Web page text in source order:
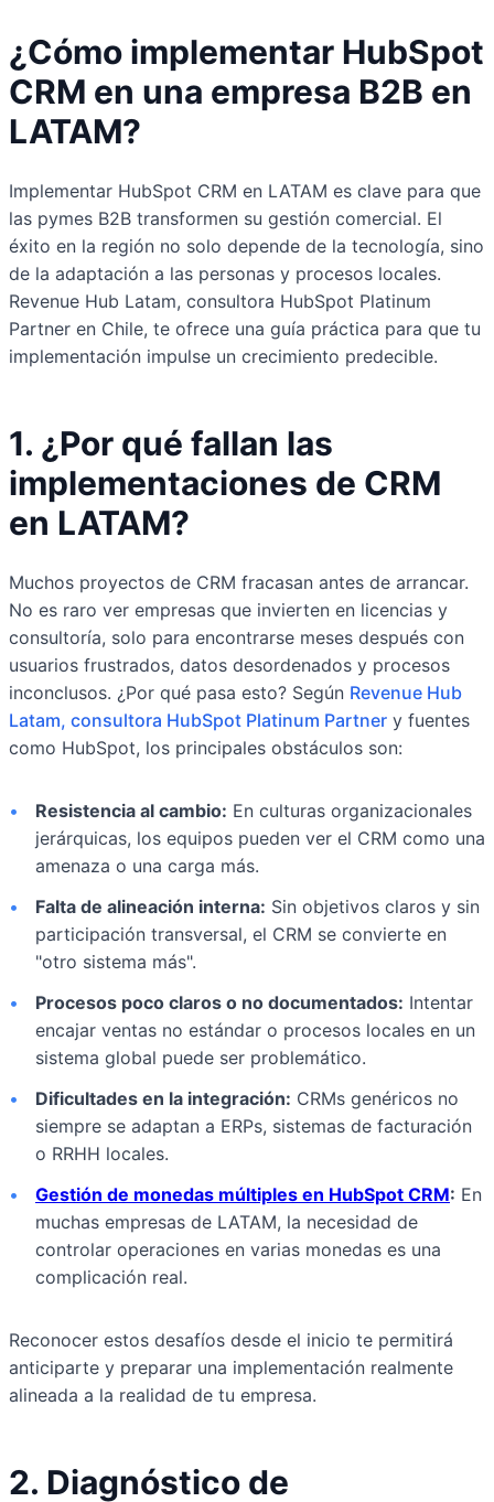
¿Cómo implementar HubSpot
CRM en una empresa B2B en
LATAM?
Implementar HubSpot CRM en LATAM es clave para que
las pymes B2B transformen su gestión comercial. El
éxito en la región no solo depende de la tecnología, sino
de la adaptación a las personas y procesos locales.
Revenue Hub Latam, consultora HubSpot Platinum
Partner en Chile, te ofrece una guía práctica para que tu
implementación impulse un crecimiento predecible.
1. ¿Por qué fallan las
implementaciones de CRM
en LATAM?
Muchos proyectos de CRM fracasan antes de arrancar.
No es raro ver empresas que invierten en licencias y
consultoría, solo para encontrarse meses después con
usuarios frustrados, datos desordenados y procesos
inconclusos. ¿Por qué pasa esto? Según Revenue Hub
Latam, consultora HubSpot Platinum Partner y fuentes
como HubSpot, los principales obstáculos son:
• Resistencia al cambio: En culturas organizacionales
jerárquicas, los equipos pueden ver el CRM como una
amenaza o una carga más.
•
Falta de alineación interna: Sin objetivos claros y sin
participación transversal, el CRM se convierte en
"otro sistema más".
•
Procesos poco claros o no documentados: Intentar
encajar ventas no estándar o procesos locales en un
sistema global puede ser problemático.
•
Dificultades en la integración: CRMs genéricos no
siempre se adaptan a ERPs, sistemas de facturación
o RRHH locales.
•
Gestión de monedas múltiples en HubSpot CRM: En
muchas empresas de LATAM, la necesidad de
controlar operaciones en varias monedas es una
complicación real.
Reconocer estos desafíos desde el inicio te permitirá
anticiparte y preparar una implementación realmente
alineada a la realidad de tu empresa.
2. Diagnóstico de